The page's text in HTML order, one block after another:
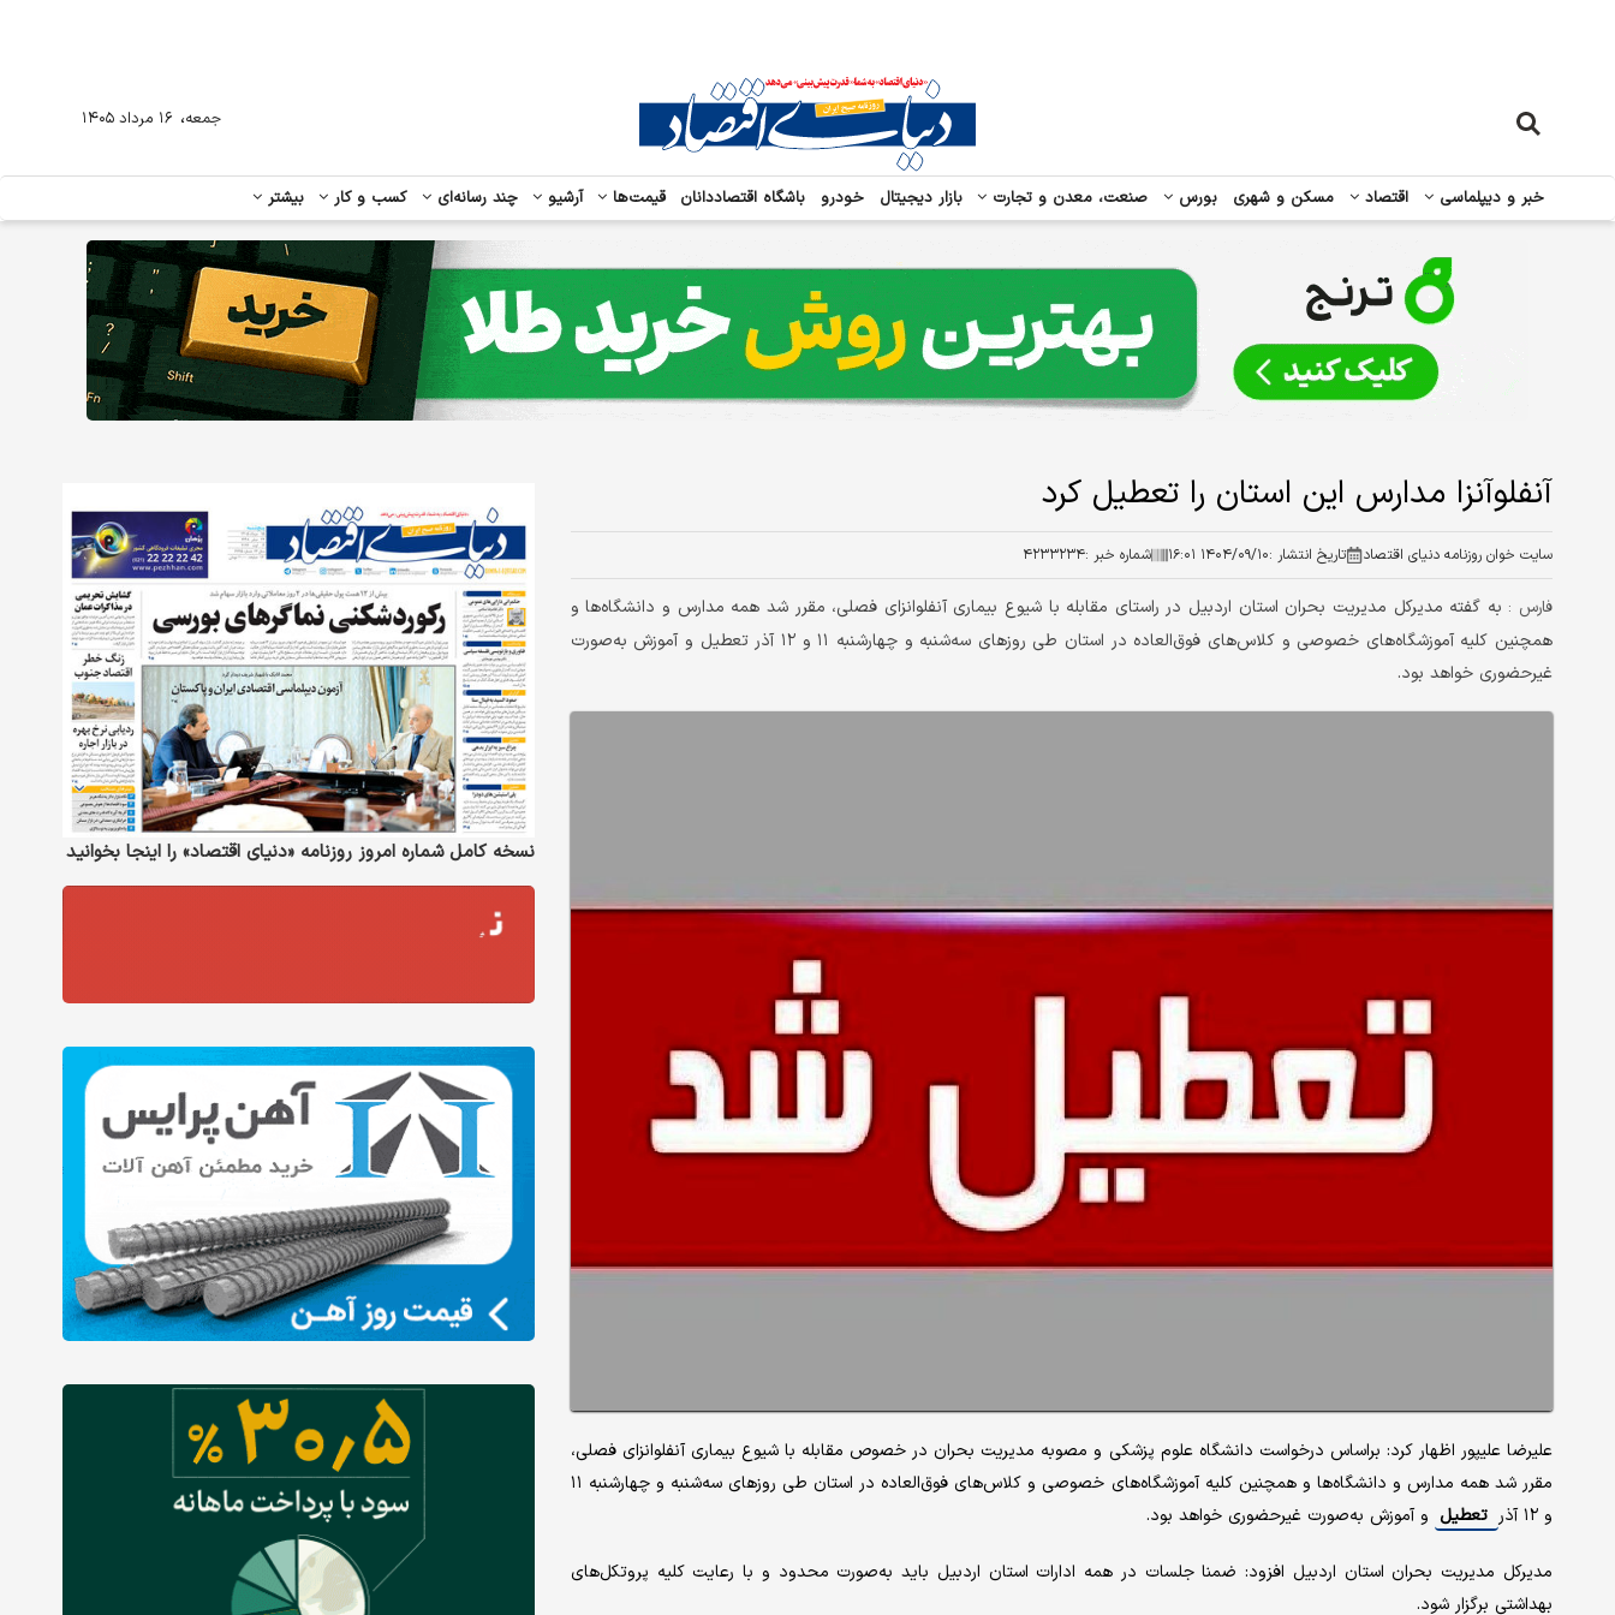
خبر و دیپلماسی اقتصاد مسکن و شهری بورس صنعت، معدن و تجارت بازار دیجیتال خودرو باشگاه اقتصاددانان قیمت‌ها آرشیو چند رسانه‌ای کسب و کار بیشتر
جمعه، ۱۶ مرداد ۱۴۰۵
آنفلوآنزا مدارس این استان را تعطیل کرد
سایت خوان روزنامه دنیای اقتصاد تاریخ انتشار :۱۴۰۴/۰۹/۱۰ ۱۶:۰۱ شماره خبر :۴۲۳۳۲۳۴
فارس : به گفته مدیرکل مدیریت بحران استان اردبیل در راستای مقابله با شیوع بیماری آنفلوانزای فصلی، مقرر شد همه مدارس و دانشگاه‌ها و
همچنین کلیه آموزشگاه‌های خصوصی و کلاس‌های فوق‌العاده در استان طی روزهای سه‌شنبه و چهارشنبه ۱۱ و ۱۲ آذر تعطیل و آموزش به‌صورت
غیرحضوری خواهد بود.
علیرضا علیپور اظهار کرد: براساس درخواست دانشگاه علوم پزشکی و مصوبه مدیریت بحران در خصوص مقابله با شیوع بیماری آنفلوانزای فصلی،
مقرر شد همه مدارس و دانشگاه‌ها و همچنین کلیه آموزشگاه‌های خصوصی و کلاس‌های فوق‌العاده در استان طی روزهای سه‌شنبه و چهارشنبه ۱۱
و ۱۲ آذر
تعطیل و آموزش به‌صورت غیرحضوری خواهد بود.
مدیرکل مدیریت بحران استان اردبیل افزود: ضمنا جلسات در همه ادارات استان اردبیل باید به‌صورت محدود و با رعایت کلیه پروتکل‌های
بهداشتی برگزار شود.
نسخه کامل شماره امروز روزنامه «دنیای‌ اقتصاد» را اینجا بخوانید